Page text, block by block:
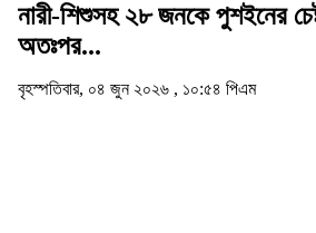
নারী-শিশুসহ ২৮ জনকে পুশইনের
অতঃপর...
বৃহস্পতিবার, ০৪ জুন ২০২৬ , ১০:৫৪ পিএম